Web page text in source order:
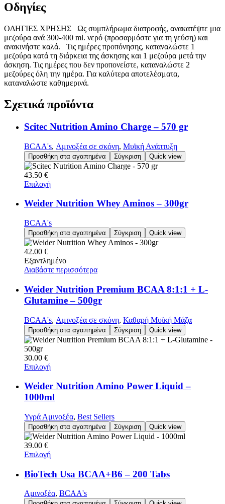
Οδηγίες
ΟΔΗΓΙΕΣ ΧΡΗΣΗΣ Ως συμπλήρωμα διατροφής, ανακατέψτε μια
μεζούρα ανά 300-400 ml. νερό (προσαρμόστε για τη γεύση) και
ανακινήστε καλά. Τις ημέρες προπόνησης, καταναλώστε 1
μεζούρα κατά τη διάρκεια της άσκησης και 1 μεζούρα μετά την
άσκηση. Τις ημέρες που δεν προπονείστε, καταναλώστε 2
μεζούρες όλη την ημέρα. Για καλύτερα αποτελέσματα,
καταναλώστε καθημερινά.
Σχετικά προϊόντα
Scitec Nutrition Amino Charge – 570 gr
BCAA's, Αμινοξέα σε σκόνη, Μυϊκή Ανάπτυξη
Προσθήκη στα αγαπημένα Σύγκριση Quick view
43.50 €
Επιλογή
Weider Nutrition Whey Aminos – 300gr
BCAA's
Προσθήκη στα αγαπημένα Σύγκριση Quick view
42.00 €
Εξαντλημένο
Διαβάστε περισσότερα
Weider Nutrition Premium BCAA 8:1:1 + L-
Glutamine – 500gr
BCAA's, Αμινοξέα σε σκόνη, Καθαρή Μυϊκή Μάζα
Προσθήκη στα αγαπημένα Σύγκριση Quick view
30.00 €
Επιλογή
Weider Nutrition Amino Power Liquid –
1000ml
Υγρά Αμινοξέα, Best Sellers
Προσθήκη στα αγαπημένα Σύγκριση Quick view
39.00 €
Επιλογή
BioTech Usa BCAA+B6 – 200 Tabs
Αμινοξέα, BCAA's